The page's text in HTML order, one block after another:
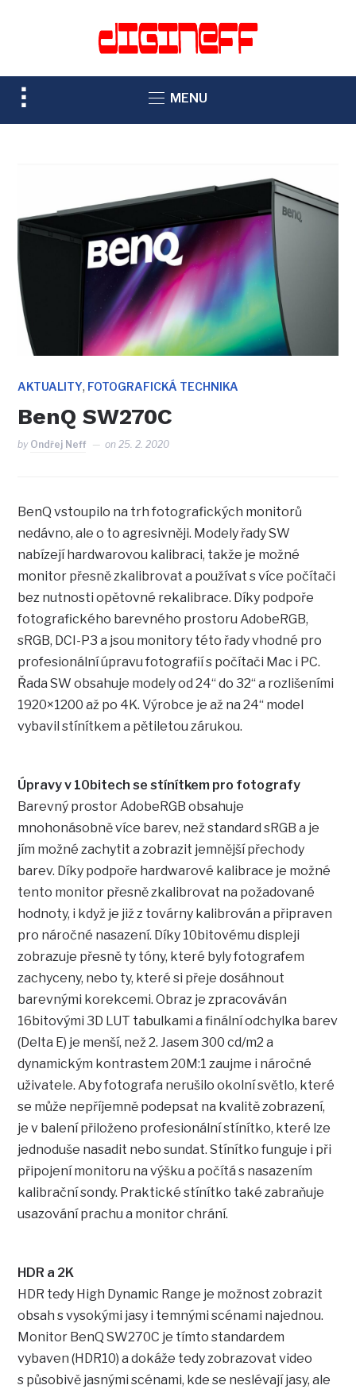
TOGGLE
SIDEBAR
MENU
AKTUALITY, FOTOGRAFICKÁ TECHNIKA
BenQ SW270C
by Ondřej Neff on25. 2. 2020
BenQ vstoupilo na trh fotografických monitorů
nedávno, ale o to agresivněji. Modely řady SW
nabízejí hardwarovou kalibraci, takže je možné
monitor přesně zkalibrovat a používat s více počítači
bez nutnosti opětovné rekalibrace. Díky podpoře
fotografického barevného prostoru AdobeRGB,
sRGB, DCI-P3 a jsou monitory této řady vhodné pro
profesionální úpravu fotografií s počítači Mac i PC.
Řada SW obsahuje modely od 24“ do 32“ a rozlišeními
1920×1200 až po 4K. Výrobce je až na 24“ model
vybavil stínítkem a pětiletou zárukou.
Úpravy v 10bitech se stínítkem pro fotografy
Barevný prostor AdobeRGB obsahuje
mnohonásobně více barev, než standard sRGB a je
jím možné zachytit a zobrazit jemnější přechody
barev. Díky podpoře hardwarové kalibrace je možné
tento monitor přesně zkalibrovat na požadované
hodnoty, i když je již z továrny kalibrován a připraven
pro náročné nasazení. Díky 10bitovému displeji
zobrazuje přesně ty tóny, které byly fotografem
zachyceny, nebo ty, které si přeje dosáhnout
barevnými korekcemi. Obraz je zpracováván
16bitovými 3D LUT tabulkami a finální odchylka barev
(Delta E) je menší, než 2. Jasem 300 cd/m2 a
dynamickým kontrastem 20M:1 zaujme i náročné
uživatele. Aby fotografa nerušilo okolní světlo, které
se může nepříjemně podepsat na kvalitě zobrazení,
je v balení přiloženo profesionální stínítko, které lze
jednoduše nasadit nebo sundat. Stínítko funguje i při
připojení monitoru na výšku a počítá s nasazením
kalibrační sondy. Praktické stínítko také zabraňuje
usazování prachu a monitor chrání.
HDR a 2K
HDR tedy High Dynamic Range je možnost zobrazit
obsah s vysokými jasy i temnými scénami najednou.
Monitor BenQ SW270C je tímto standardem
vybaven (HDR10) a dokáže tedy zobrazovat video
s působivě jasnými scénami, kde se neslévají jasy, ale